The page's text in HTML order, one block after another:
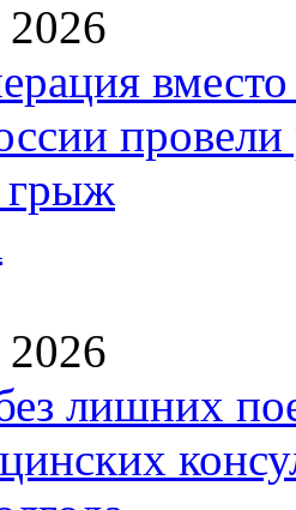
2026
провели
грыж
2026
лишних